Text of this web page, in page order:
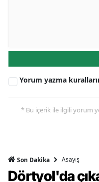
Yorum yazma
* Bu içerik ile ilgili yorum
Son Dakika Asayiş
Dörtyol'da